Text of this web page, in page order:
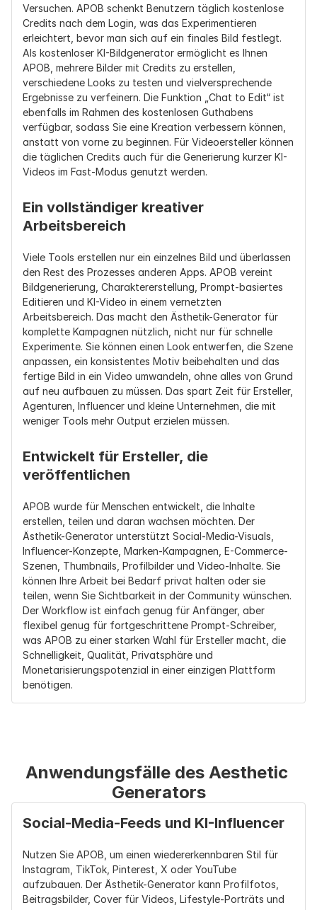
Versuchen. APOB schenkt Benutzern täglich kostenlose
Credits nach dem Login, was das Experimentieren
erleichtert, bevor man sich auf ein finales Bild festlegt.
Als kostenloser KI-Bildgenerator ermöglicht es Ihnen
APOB, mehrere Bilder mit Credits zu erstellen,
verschiedene Looks zu testen und vielversprechende
Ergebnisse zu verfeinern. Die Funktion „Chat to Edit“ ist
ebenfalls im Rahmen des kostenlosen Guthabens
verfügbar, sodass Sie eine Kreation verbessern können,
anstatt von vorne zu beginnen. Für Videoersteller können
die täglichen Credits auch für die Generierung kurzer KI-
Videos im Fast-Modus genutzt werden.
Ein vollständiger kreativer
Arbeitsbereich
Viele Tools erstellen nur ein einzelnes Bild und überlassen
den Rest des Prozesses anderen Apps. APOB vereint
Bildgenerierung, Charaktererstellung, Prompt-basiertes
Editieren und KI-Video in einem vernetzten
Arbeitsbereich. Das macht den Ästhetik-Generator für
komplette Kampagnen nützlich, nicht nur für schnelle
Experimente. Sie können einen Look entwerfen, die Szene
anpassen, ein konsistentes Motiv beibehalten und das
fertige Bild in ein Video umwandeln, ohne alles von Grund
auf neu aufbauen zu müssen. Das spart Zeit für Ersteller,
Agenturen, Influencer und kleine Unternehmen, die mit
weniger Tools mehr Output erzielen müssen.
Entwickelt für Ersteller, die
veröffentlichen
APOB wurde für Menschen entwickelt, die Inhalte
erstellen, teilen und daran wachsen möchten. Der
Ästhetik-Generator unterstützt Social-Media-Visuals,
Influencer-Konzepte, Marken-Kampagnen, E-Commerce-
Szenen, Thumbnails, Profilbilder und Video-Inhalte. Sie
können Ihre Arbeit bei Bedarf privat halten oder sie
teilen, wenn Sie Sichtbarkeit in der Community wünschen.
Der Workflow ist einfach genug für Anfänger, aber
flexibel genug für fortgeschrittene Prompt-Schreiber,
was APOB zu einer starken Wahl für Ersteller macht, die
Schnelligkeit, Qualität, Privatsphäre und
Monetarisierungspotenzial in einer einzigen Plattform
benötigen.
Anwendungsfälle des Aesthetic
Generators
Social-Media-Feeds und KI-Influencer
Nutzen Sie APOB, um einen wiedererkennbaren Stil für
Instagram, TikTok, Pinterest, X oder YouTube
aufzubauen. Der Ästhetik-Generator kann Profilfotos,
Beitragsbilder, Cover für Videos, Lifestyle-Porträts und